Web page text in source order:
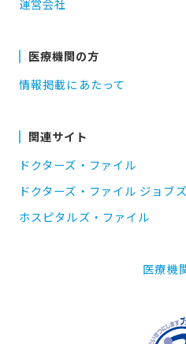
運営会社
医療機関の方
情報掲載にあたって
関連サイト
ドクターズ・ファイル
ドクターズ・ファイル ジョブズ
ホスピタルズ・ファイル
医療機